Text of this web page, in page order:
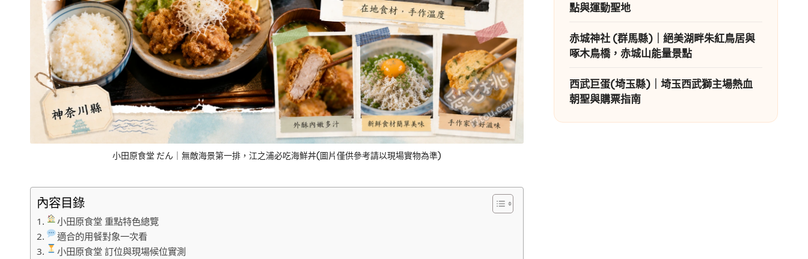
小田原食堂 だん｜無敵海景第一排，江之浦必吃海鮮丼(圖片僅供參考請以現場實物為準)
內容目錄
小田原食堂 重點特色總覽
適合的用餐對象一次看
小田原食堂 訂位與現場候位實測
點與運動聖地
赤城神社 (群馬縣)｜絕美湖畔朱紅鳥居與
啄木鳥橋，赤城山能量景點
西武巨蛋(埼玉縣)｜埼玉西武獅主場熱血
朝聖與購票指南